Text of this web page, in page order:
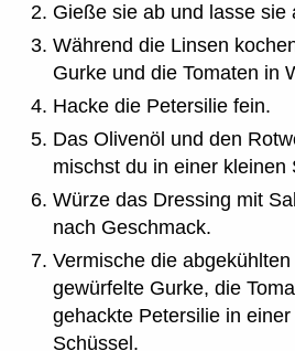
Gieße sie ab und lasse sie
Während die Linsen
Gurke und die Tomaten in
Hacke die Petersilie fein.
Das Olivenöl und den
mischst du in einer kleinen
Würze das Dressing mit
nach Geschmack.
Vermische die
gewürfelte Gurke, die
gehackte Petersilie in
Schüssel.